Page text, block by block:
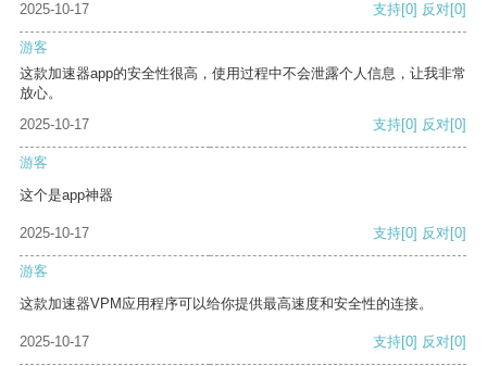
2025-10-17
支持[0] 反对[0]
游客
这款加速器app的安全性很高，使用过程中不会泄露个人信息，让我非常
放心。
2025-10-17
支持[0] 反对[0]
游客
这个是app神器
2025-10-17 支持[0] 反对[0]
游客
这款加速器VPM应用程序可以给你提供最高速度和安全性的连接。
2025-10-17 支持[0] 反对[0]